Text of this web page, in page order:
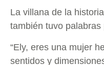
La villana de la
también tuvo palabras
“Ely, eres una mujer
sentidos y